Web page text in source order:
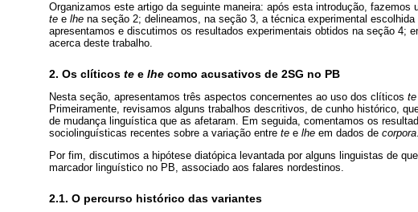
Organizamos este artigo da seguinte maneira: após esta introdução,
te e lhe na seção 2; delineamos, na seção 3, a técnica experimental
apresentamos e discutimos os resultados experimentais obtidos na seção 4;
acerca deste trabalho.
2. Os clíticos te e lhe como acusativos de 2SG no PB
Nesta seção, apresentamos três aspectos concernentes ao uso dos clíticos te
Primeiramente, revisamos alguns trabalhos descritivos, de cunho histórico,
de mudança linguística que as afetaram. Em seguida, comentamos os
sociolinguísticas recentes sobre a variação entre te e lhe em dados de corpora.
Por fim, discutimos a hipótese diatópica levantada por alguns linguistas de
marcador linguístico no PB, associado aos falares nordestinos.
2.1. O percurso histórico das variantes